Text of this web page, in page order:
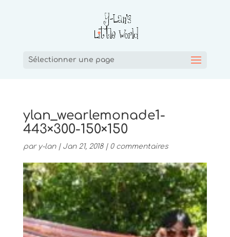
Sélectionner une page
ylan_wearlemonade1-
443×300-150×150
par y-lan| Jan 21, 2018| 0 commentaires